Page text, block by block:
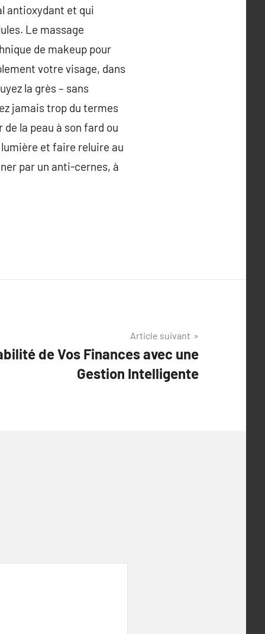
antioxydant et qui
Le massage
de makeup pour
votre visage, dans
la grès – sans
jamais trop du termes
la peau à son fard ou
lumière et faire reluire au
par un anti-cernes, à
Article suivant
de Vos Finances avec une
Gestion Intelligente